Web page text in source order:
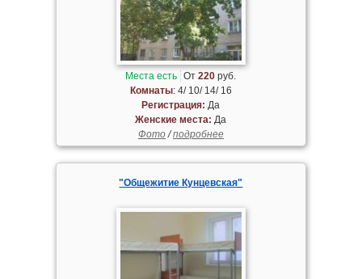
Места есть От220 руб.
Комнаты: 4/ 10/ 14/ 16
Регистрация: Да
Женские места: Да
Фото/подробнее
"Общежитие Кунцевская"